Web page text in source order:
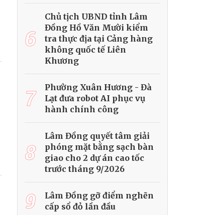
6
Chủ tịch UBND tỉnh Lâm
Đồng Hồ Văn Mười kiểm
tra thực địa tại Cảng hàng
không quốc tế Liên
Khương
7
Phường Xuân Hương - Đà
Lạt đưa robot AI phục vụ
hành chính công
8
Lâm Đồng quyết tâm giải
phóng mặt bằng sạch bàn
giao cho 2 dự án cao tốc
trước tháng 9/2026
9
Lâm Đồng gỡ điểm nghẽn
cấp sổ đỏ lần đầu